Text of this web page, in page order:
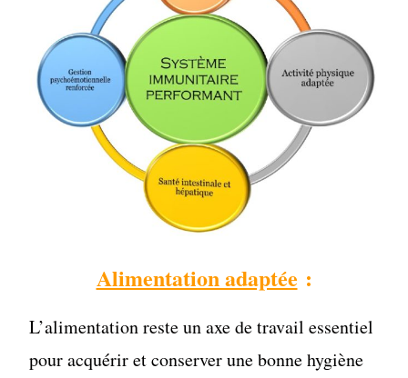
Alimentation adaptée :
L’alimentation reste un axe de travail essentiel
pour acquérir et conserver une bonne hygiène